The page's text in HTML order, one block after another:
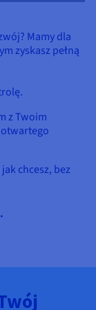
Mamy dla
zyskasz pełną
z Twoim
chcesz, bez